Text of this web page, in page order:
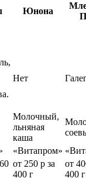
Юнона
Нет
Молочный,
льняная
каша
«Витапром»
от 250 р за
400 г
от
400 г